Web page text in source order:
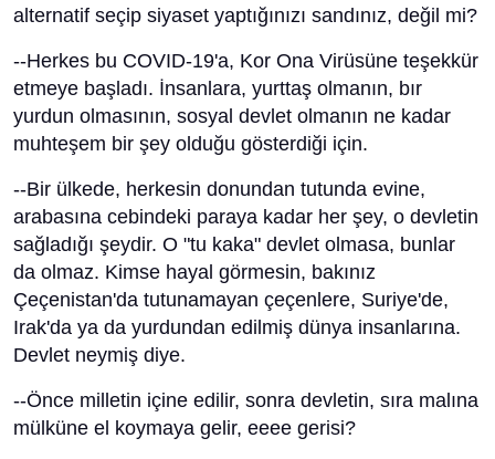
alternatif seçip siyaset yaptığınızı sandınız, değil mi?
--Herkes bu COVID-19'a, Kor Ona Virüsüne teşekkür
etmeye başladı. İnsanlara, yurttaş olmanın, bır
yurdun olmasının, sosyal devlet olmanın ne kadar
muhteşem bir şey olduğu gösterdiği için.
--Bir ülkede, herkesin donundan tutunda evine,
arabasına cebindeki paraya kadar her şey, o devletin
sağladığı şeydir. O "tu kaka" devlet olmasa, bunlar
da olmaz. Kimse hayal görmesin, bakınız
Çeçenistan'da tutunamayan çeçenlere, Suriye'de,
Irak'da ya da yurdundan edilmiş dünya insanlarına.
Devlet neymiş diye.
--Önce milletin içine edilir, sonra devletin, sıra malına
mülküne el koymaya gelir, eeee gerisi?